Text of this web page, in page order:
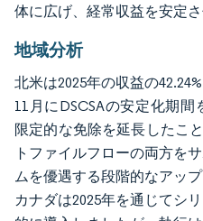
体に広げ、経常収益を安定さ
地域分析
北米は2025年の収益の
11月にDSCSAの安定化期
限定的な免除を延長したこ
トファイルフローの両方を
ムを優遇する段階的なアッ
カナダは2025年を通じてシ